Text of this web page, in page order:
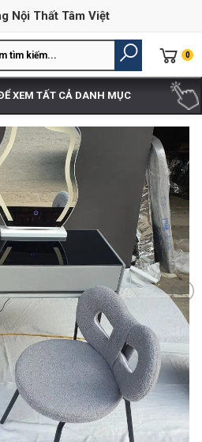
Nội Thất Tâm Việt
0
XEM TẤT CẢ DANH MỤC